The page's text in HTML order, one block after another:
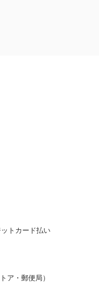
ア・郵便局）